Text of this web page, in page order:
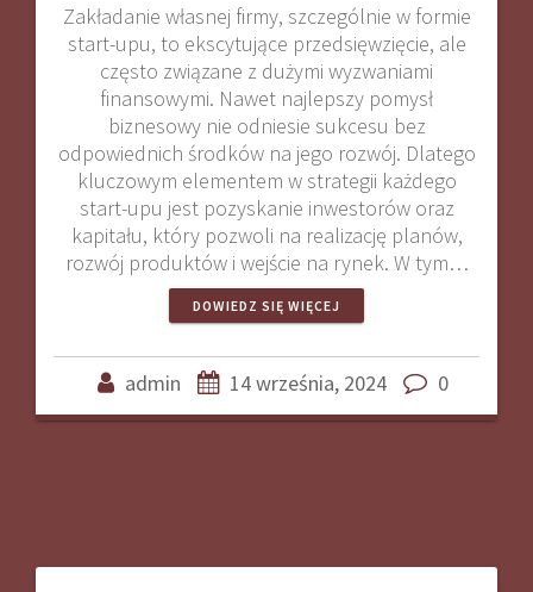
Zakładanie własnej firmy, szczególnie w formie
start-upu, to ekscytujące przedsięwzięcie, ale
często związane z dużymi wyzwaniami
finansowymi. Nawet najlepszy pomysł
biznesowy nie odniesie sukcesu bez
odpowiednich środków na jego rozwój. Dlatego
kluczowym elementem w strategii każdego
start-upu jest pozyskanie inwestorów oraz
kapitału, który pozwoli na realizację planów,
rozwój produktów i wejście na rynek. W tym…
DOWIEDZ SIĘ WIĘCEJ
admin 14 września, 2024 0